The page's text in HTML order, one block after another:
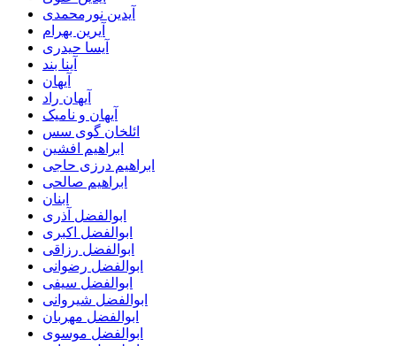
آیدین نورمحمدی
آیرین بهرام
آیسا حیدری
آینا بند
آیهان
آیهان راد
آیهان و نامیک
ائلخان گوی سس
ابراهیم افشین
ابراهیم درزی حاجی
ابراهیم صالحی
ابنان
ابوالفضل آذری
ابوالفضل اکبری
ابوالفضل رزاقی
ابوالفضل رضوانی
ابوالفضل سیفی
ابوالفضل شیروانی
ابوالفضل مهربان
ابوالفضل موسوی